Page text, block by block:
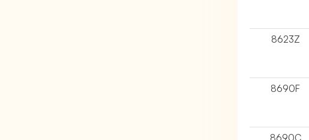
8623Z
8690F
8690C